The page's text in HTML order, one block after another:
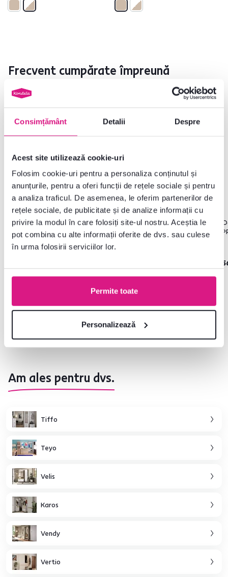
Consimțământ Detalii Despre
Acest site utilizează cookie-uri
Folosim cookie-uri pentru a personaliza conținutul și
anunțurile, pentru a oferi funcții de rețele sociale și pentru
a analiza traficul. De asemenea, le oferim partenerilor de
rețele sociale, de publicitate și de analize informații cu
privire la modul în care folosiți site-ul nostru. Aceștia le
pot combina cu alte informații oferite de dvs. sau culese
în urma folosirii serviciilor lor.
Permite toate
Personalizează
Frecvent cumpărate împreună
5,0 1
Noptieră TIP 95, alb craft,
ANGEL
Gratuit
3,7 2
Masă PC typ 80, alb craft,
ANGEL
Am ales pentru dvs.
Tiffo
Teyo
Velis
Karos
Vendy
Vertio